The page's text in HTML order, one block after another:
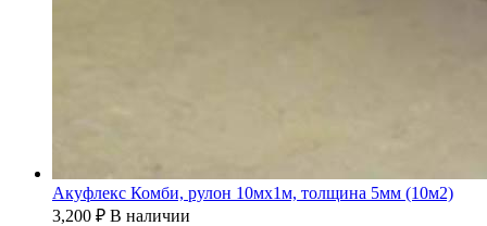
Акуфлекс Комби, рулон 10мх1м, толщина 5мм (10м2)
3,200 ₽ В наличии